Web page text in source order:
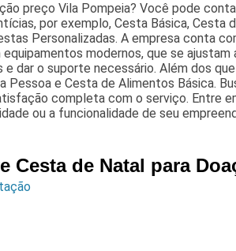
preço Vila Pompeia? Você pode
por exemplo, Cesta Básica, Cesta
Personalizadas. A empresa conta
modernos, que se ajustam
e dar o suporte necessário. Além dos
Pessoa e Cesta de Alimentos Básica.
completa com o serviço. Entre
ou a funcionalidade de seu
Cesta de Natal para